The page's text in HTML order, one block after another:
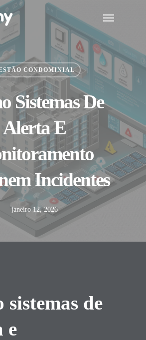
CONDOMINIAL
Sistemas De
Alerta E
Incidentes
janeiro 12, 2026
sistemas de
e